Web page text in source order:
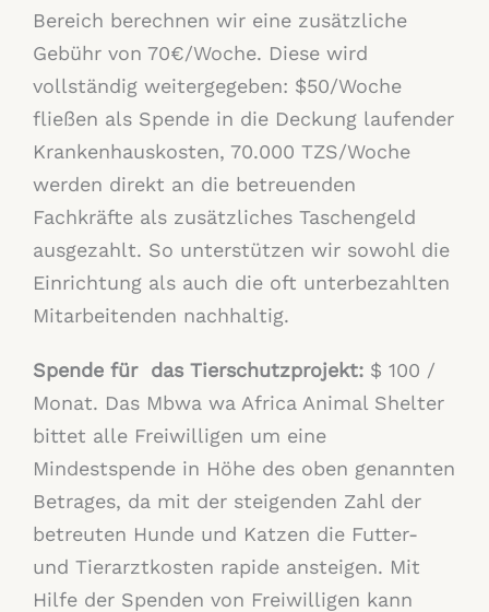
Bereich berechnen wir eine zusätzliche
Gebühr von 70€/Woche. Diese wird
vollständig weitergegeben: $50/Woche
fließen als Spende in die Deckung laufender
Krankenhauskosten, 70.000 TZS/Woche
werden direkt an die betreuenden
Fachkräfte als zusätzliches Taschengeld
ausgezahlt. So unterstützen wir sowohl die
Einrichtung als auch die oft unterbezahlten
Mitarbeitenden nachhaltig.
Spende für das Tierschutzprojekt: $ 100 /
Monat. Das Mbwa wa Africa Animal Shelter
bittet alle Freiwilligen um eine
Mindestspende in Höhe des oben genannten
Betrages, da mit der steigenden Zahl der
betreuten Hunde und Katzen die Futter-
und Tierarztkosten rapide ansteigen. Mit
Hilfe der Spenden von Freiwilligen kann